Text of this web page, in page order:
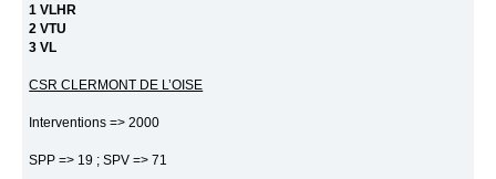
1 VLHR
2 VTU
3 VL
CSR CLERMONT DE L’OISE
Interventions => 2000
SPP => 19 ; SPV => 71